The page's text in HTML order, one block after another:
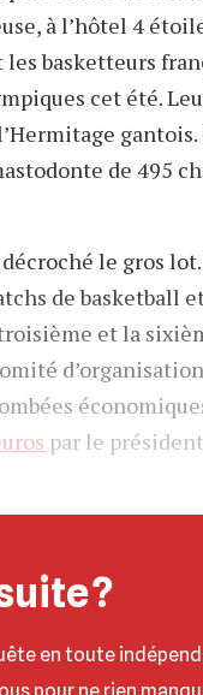
à l’hôtel 4
basketteurs
cet été.
gantois.
de 495
le gros
de basketball
et la
par le
?
en toute